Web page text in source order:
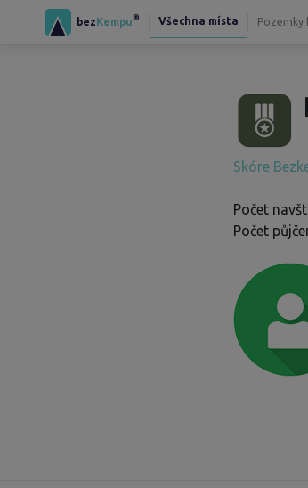
bezKempu® Všechna místa Pozemky
Skóre
Počet
Počet